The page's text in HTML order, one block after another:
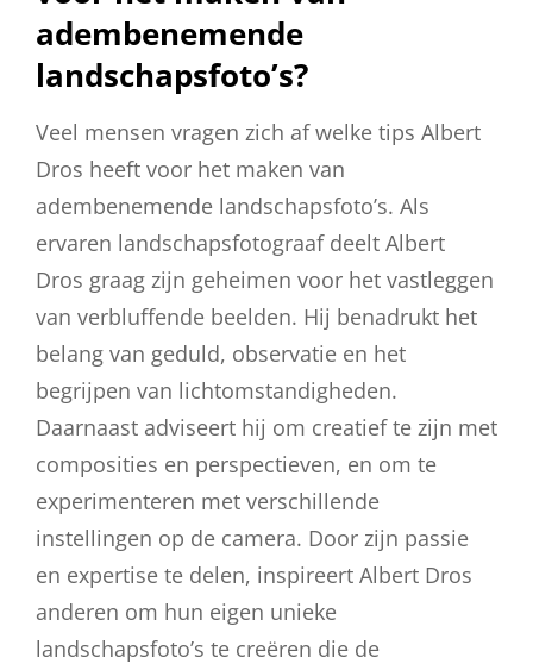
adembenemende
landschapsfoto’s?
Veel mensen vragen zich af welke tips Albert
Dros heeft voor het maken van
adembenemende landschapsfoto’s. Als
ervaren landschapsfotograaf deelt Albert
Dros graag zijn geheimen voor het vastleggen
van verbluffende beelden. Hij benadrukt het
belang van geduld, observatie en het
begrijpen van lichtomstandigheden.
Daarnaast adviseert hij om creatief te zijn met
composities en perspectieven, en om te
experimenteren met verschillende
instellingen op de camera. Door zijn passie
en expertise te delen, inspireert Albert Dros
anderen om hun eigen unieke
landschapsfoto’s te creëren die de